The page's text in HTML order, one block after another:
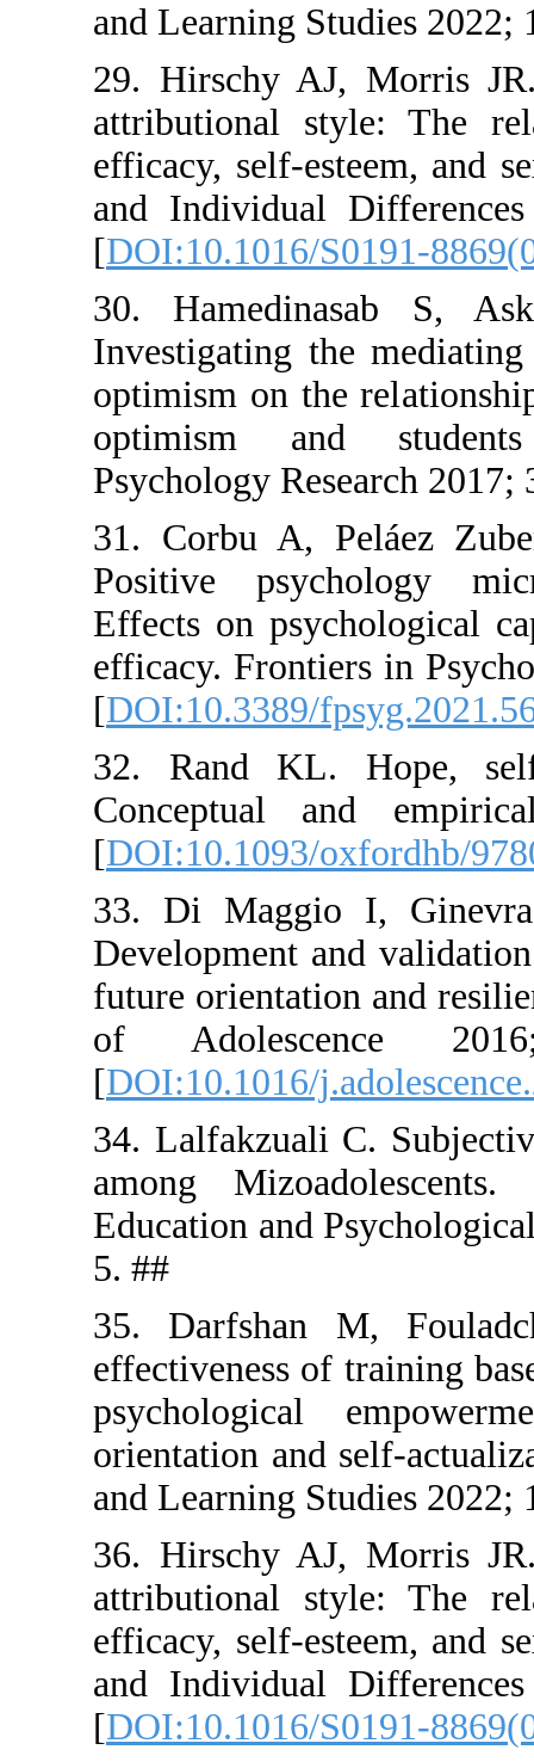
and
29.
efficacy,
and
[
30.
optimism
31. Corbu
Positive
Effects on
efficacy.
[
32.
[
33. Di
future
of
[
34.
among
Education
35.
orientation
and
36.
efficacy,
and
[